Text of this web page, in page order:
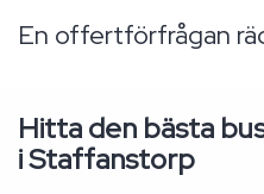
En offertförfrågan
Hitta den bästa
i Staffanstorp